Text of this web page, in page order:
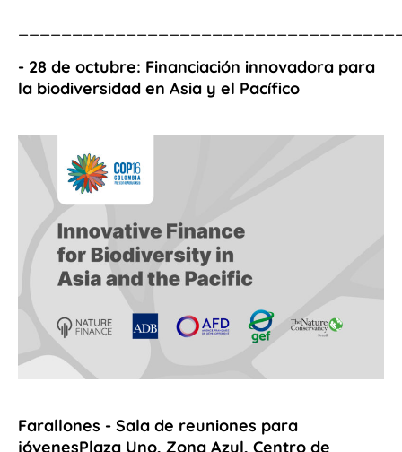
- 28 de octubre: Financiación innovadora para
la biodiversidad en Asia y el Pacífico
Farallones - Sala de reuniones para
jóvenesPlaza Uno, Zona Azul, Centro de